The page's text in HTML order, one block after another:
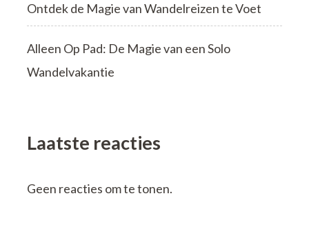
Ontdek de Magie van Wandelreizen te Voet
Alleen Op Pad: De Magie van een Solo
Wandelvakantie
Laatste reacties
Geen reacties om te tonen.